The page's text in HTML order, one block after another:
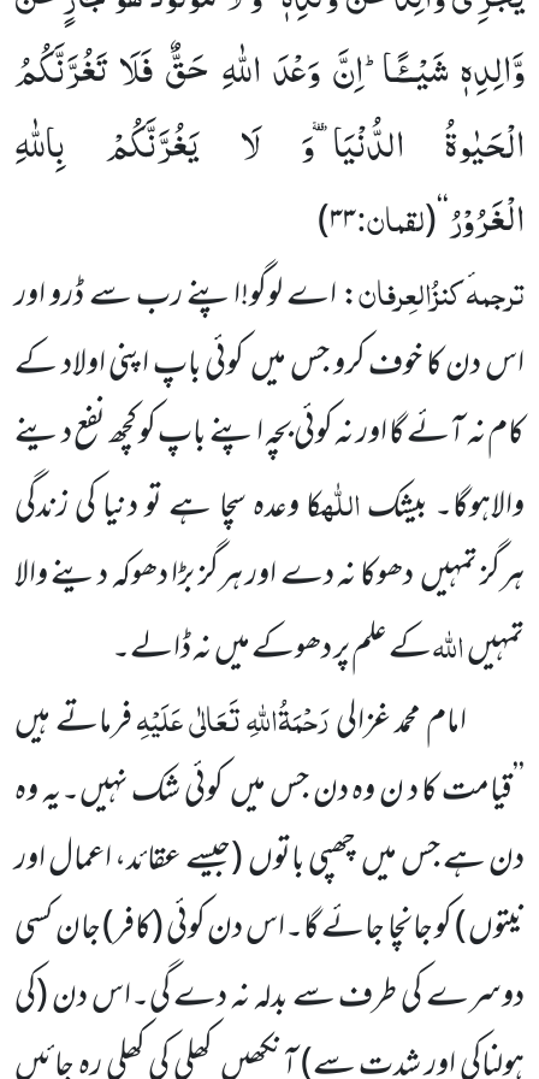
وَّالِدِهٖ شَیْــٴًـاؕ-اِنَّ وَعْدَ اللّٰهِ حَقٌّ فَلَا تَغُرَّنَّكُمُ
الْحَیٰوةُ الدُّنْیَاٙ-وَ لَا یَغُرَّنَّكُمْ بِاللّٰهِ
الْغَرُوْرُ‘‘
(لقمان:۳۳)
ترجمۂکنزُالعِرفان: اے لوگو!اپنے رب سے ڈرو اور
اس دن کا خوف کرو جس میں کوئی باپ اپنی اولاد کے
کام نہ آئے گا اور نہ کوئی بچہ اپنے باپ کو کچھ نفع دینے
والاہوگا۔ بیشکاللّٰہکا وعدہ سچا ہے تو دنیا کی زندگی
ہرگز تمہیں دھوکا نہ دے اور ہرگز بڑا دھوکہ دینے والا
تمہیںاللّٰہکے علم پر دھوکے میں نہ ڈالے۔
امام محمد غزالیرَحْمَۃُاللّٰہِ تَعَالٰی عَلَیْہِفرماتے ہیں
’’قیامت کا د ن وہ دن جس میں کوئی شک نہیں۔یہ وہ
دن ہے جس میں چھپی باتوں(جیسے عقائد، اعمال اور
نیتوں )کو جانچا جائے گا۔اس دن کوئی(کافر)جان کسی
دوسرے کی طرف سے بدلہ نہ دے گی۔اس دن(کی
ہولناکی اور شدت سے)آنکھیں کھلی کی کھلی رہ جائیں